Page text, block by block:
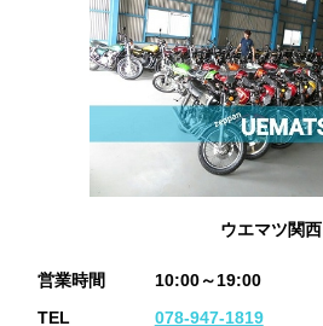
ウエマツ関西
営業時間
10:00～19:00
TEL
078-947-1819